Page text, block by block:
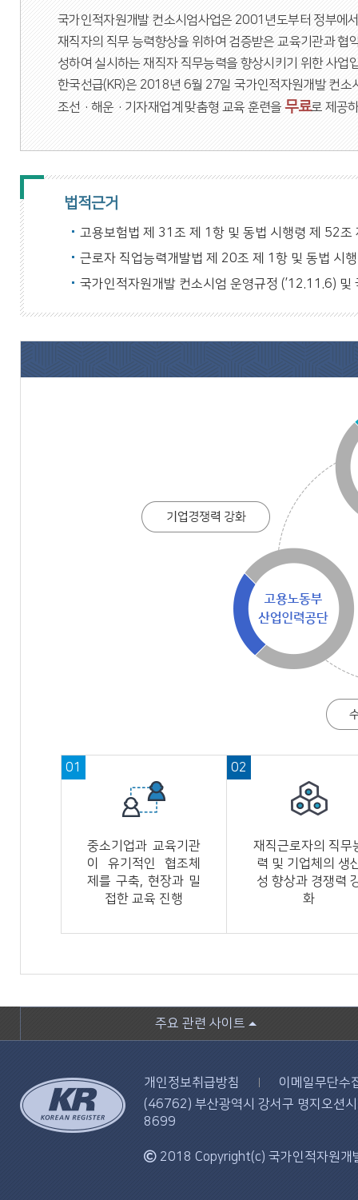
국가인적자원개발 컨소시엄사업은 2001년도부터 정부에
재직자의 직무 능력향상을 위하여 검증받은 교육기관과 협
성하여 실시하는 재직자 직무능력을 향상시키기 위한 사업
한국선급(KR)은 2018년 6월 27일 국가인적자원개발 컨소
조선·해운·기자재업계 맞춤형 교육 훈련을 무료로 제공
법적근거
고용보험법 제 31조 제 1항 및 동법 시행령 제 52조
근로자 직업능력개발법 제 20조 제 1항 및 동법 시
국가인적자원개발 컨소시엄 운영규정 (’12.11.6)
01
중소기업과 교육기관
이 유기적인 협조체
제를 구축, 현장과 밀
접한 교육 진행
02
재직근로자의 직무
력 및 기업체의 생
성 향상과 경쟁력
화
주요 관련 사이트
개인정보취급방침
이메일무단수
(46762) 부산광역시 강서구 명지오
8699
2018 Copyright(c) 국가인적자원개